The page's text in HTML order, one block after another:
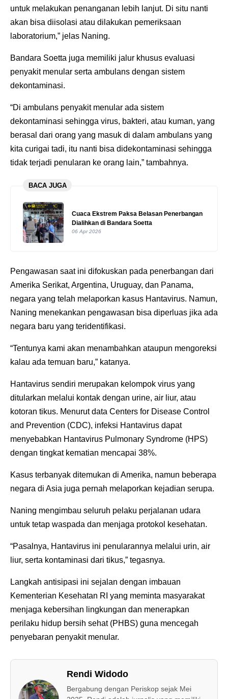
untuk melakukan penanganan lebih lanjut. Di situ nanti
akan bisa diisolasi atau dilakukan pemeriksaan
laboratorium,” jelas Naning.
Bandara Soetta juga memiliki jalur khusus evaluasi
penyakit menular serta ambulans dengan sistem
dekontaminasi.
“Di ambulans penyakit menular ada sistem
dekontaminasi sehingga virus, bakteri, atau kuman, yang
berasal dari orang yang masuk di dalam ambulans yang
kita curigai tadi, itu nanti bisa didekontaminasi sehingga
tidak terjadi penularan ke orang lain,” tambahnya.
BACA JUGA
Cuaca Ekstrem Paksa Belasan Penerbangan
Dialihkan di Bandara Soetta
06 Apr 2026
Pengawasan saat ini difokuskan pada penerbangan dari
Amerika Serikat, Argentina, Uruguay, dan Panama,
negara yang telah melaporkan kasus Hantavirus. Namun,
Naning menekankan pengawasan bisa diperluas jika ada
negara baru yang teridentifikasi.
“Tentunya kami akan menambahkan ataupun mengoreksi
kalau ada temuan baru,” katanya.
Hantavirus sendiri merupakan kelompok virus yang
ditularkan melalui kontak dengan urine, air liur, atau
kotoran tikus. Menurut data Centers for Disease Control
and Prevention (CDC), infeksi Hantavirus dapat
menyebabkan Hantavirus Pulmonary Syndrome (HPS)
dengan tingkat kematian mencapai 38%.
Kasus terbanyak ditemukan di Amerika, namun beberapa
negara di Asia juga pernah melaporkan kejadian serupa.
Naning mengimbau seluruh pelaku perjalanan udara
untuk tetap waspada dan menjaga protokol kesehatan.
“Pasalnya, Hantavirus ini penularannya melalui urin, air
liur, serta kontaminasi dari tikus,” tegasnya.
Langkah antisipasi ini sejalan dengan imbauan
Kementerian Kesehatan RI yang meminta masyarakat
menjaga kebersihan lingkungan dan menerapkan
perilaku hidup bersih sehat (PHBS) guna mencegah
penyebaran penyakit menular.
Rendi Widodo
Bergabung dengan Periskop sejak Mei